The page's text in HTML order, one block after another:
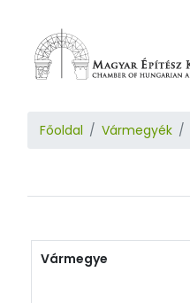
Főoldal Vármegyék
Vármegye